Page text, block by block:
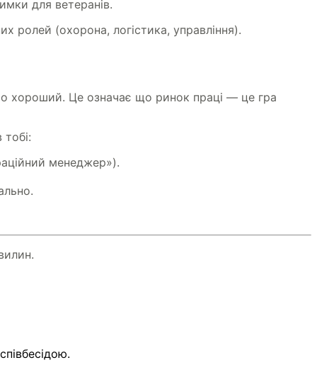
для ветеранів.
ролей (охорона, логістика, управління).
хороший. Це означає що ринок праці — це гра
менеджер»).